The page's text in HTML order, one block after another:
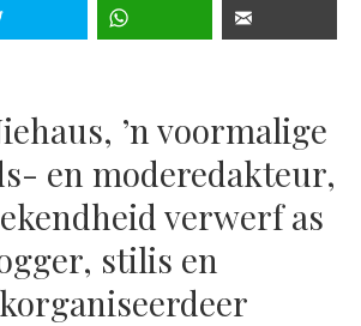
’n voormalige
en moderedakteur,
verwerf as
stilis en